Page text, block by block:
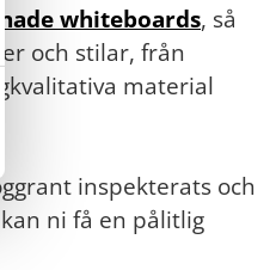
whiteboards, så
och stilar, från
material
inspekterats och
ni få en pålitlig